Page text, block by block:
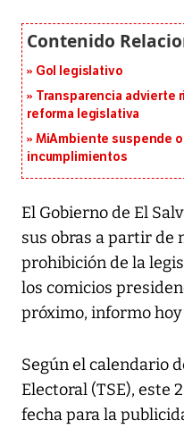
Gol legislativo
Transparencia advierte
reforma legislativa
MiAmbiente suspende
incumplimientos
El Gobierno de El
sus obras a partir de
prohibición de la
los comicios
próximo, informo
Según el calendario
Electoral (TSE), este
fecha para la